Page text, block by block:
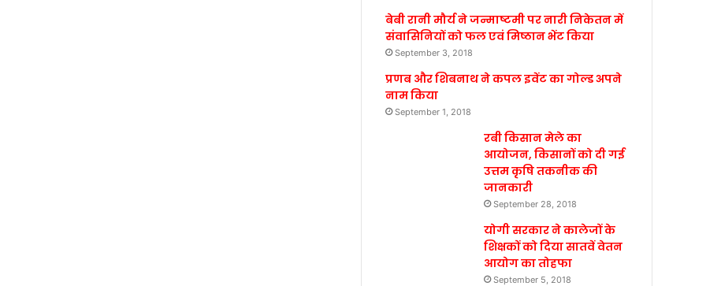
बेबी रानी मौर्य ने जन्माष्टमी पर नारी निकेतन में
संवासिनियों को फल एवं मिष्ठान भेंट किया
September 3, 2018
प्रणब और शिबनाथ ने कपल इवेंट का गोल्ड अपने
नाम किया
September 1, 2018
रबी किसान मेले का
आयोजन, किसानों को दी गई
उत्तम कृषि तकनीक की
जानकारी
September 28, 2018
योगी सरकार ने कालेजों के
शिक्षकों को दिया सातवें वेतन
आयोग का तोहफा
September 5, 2018